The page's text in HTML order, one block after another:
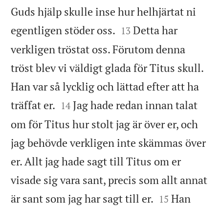
Guds hjälp skulle inse hur helhjärtat ni
egentligen stöder oss. 

13 Detta har
verkligen tröstat oss. Förutom denna
tröst blev vi väldigt glada för Titus skull.
Han var så lycklig och lättad efter att ha
träffat er. 

14 Jag hade redan innan talat
om för Titus hur stolt jag är över er, och
jag behövde verkligen inte skämmas över
er. Allt jag hade sagt till Titus om er
visade sig vara sant, precis som allt annat
är sant som jag har sagt till er. 

15 Han